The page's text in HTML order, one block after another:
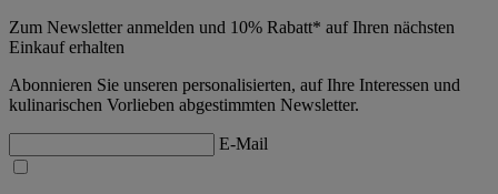
Zum Newsletter anmelden und 10% Rabatt* auf Ihren nächsten
Einkauf erhalten
Abonnieren Sie unseren personalisierten, auf Ihre Interessen und
kulinarischen Vorlieben abgestimmten Newsletter.
E-Mail